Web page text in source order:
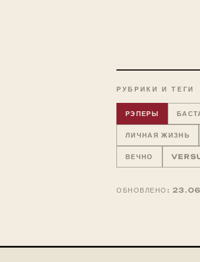
РУБРИКИ И ТЕГИ
РЭПЕРЫ
ЛИЧНАЯ ЖИЗНЬ
ВЕЧНО
ОБНОВЛЕНО: